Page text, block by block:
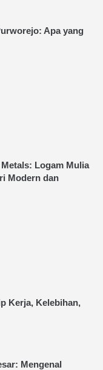
Apa yang
Logam Mulia
Modern dan
Kerja, Kelebihan,
Mengenal